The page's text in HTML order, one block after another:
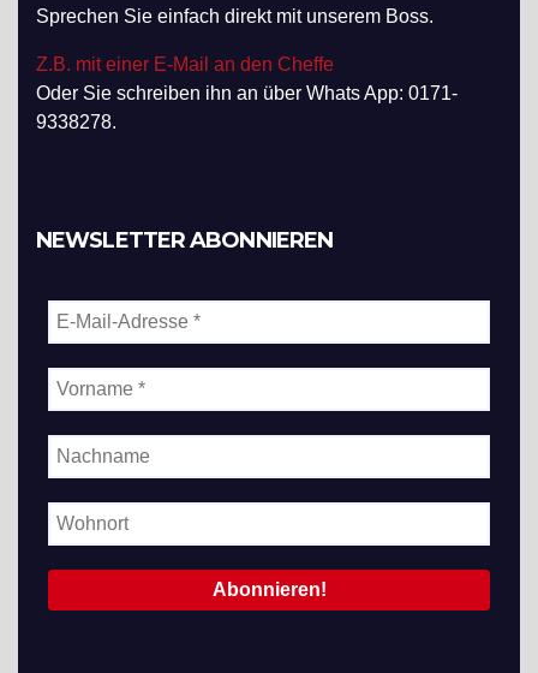
Sprechen Sie einfach direkt mit unserem Boss.
Z.B. mit einer E-Mail an den Cheffe
Oder Sie schreiben ihn an über Whats App: 0171-
9338278.
NEWSLETTER ABONNIEREN